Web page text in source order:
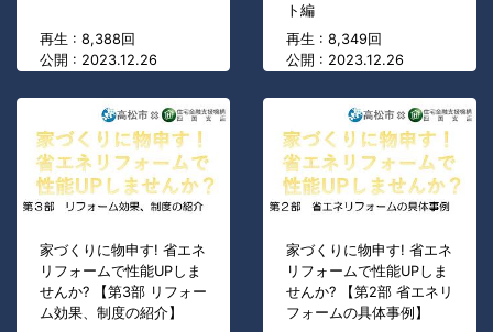
再生 : 8,388回
公開 : 2023.12.26
ト編
再生 : 8,349回
公開 : 2023.12.26
家づくりに物申す! 省エネ
リフォームで性能UPしま
せんか? 【第3部 リフォー
ム効果、制度の紹介】
家づくりに物申す! 省エネ
リフォームで性能UPしま
せんか? 【第2部 省エネリ
フォームの具体事例】